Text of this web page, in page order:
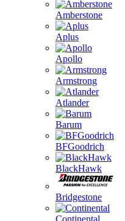
Amberstone
Aplus
Apollo
Armstrong
Atlander
Barum
BFGoodrich
BlackHawk
Bridgestone
Continental